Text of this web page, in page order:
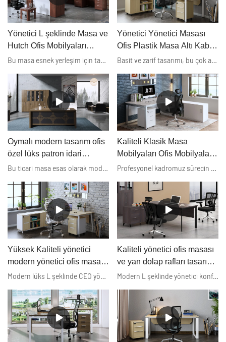
Yönetici L şeklinde Masa ve
Hutch Ofis Mobilyaları
Toptancısı
Bu masa esnek yerleşim için tamamen tersine çevrilebilir ve önemli evrakları dosyalamak ve ofis malzemelerini kolayca erişebileceğiniz bir yerde saklamak için bolca alana sahip iki çekmeceli, iki raflı bir dolap içerir. Geniş masaüstü, bilgisayarınız, yazıcınız veya faks makineniz için alan sağlayan geniş bir çalışma yüzeyi sağlar.
Yönetici Yönetici Masası
Ofis Plastik Masa Altı Kablo
Yönetimi Ofis Mobilyası
Basit ve zarif tasarımı, bu çok amaçlı masanın büyük bir L şeklinde bilgisayar masası, yönetici masası takımı ve ev ofisi için endüstriyel iş mobilyası iş istasyonu olarak kullanılmasını sağlar. Dizüstü bilgisayarınızı, PC'nizi, klavyenizi ve masa aksesuarlarınızı koymak için daha geniş bir alan sunar ve dosya dolabı ofis makinelerini ve tedarikçileri düzenli tutmak için mükemmeldir, odanızı iyi organize eder.
Oymalı modern tasarım ofis
özel lüks patron idari
masasının profesyonel özelBu ticari masa esas olarak modern bir Orta Doğu tarzı ürünü benimser. Masanın tahtası E1 sınıfı melamin parçacık levhadır ve benzersiz oyma stili alıcıların tercihlerine göre özelleştirilebilir.
Kaliteli Klasik Masa
Mobilyaları Ofis Mobilyaları
Çin'de Üretilmiştir Üretici | Profesyonel kadromuz sürecin her aşamasında yardımcı olur. Sorunsuz, kolay bir deneyim sunarız ve sürekli olarak düşük fiyatlar, geniş seçenekler ve benzersiz organizasyonunuz ve alanınızın gereksinimleri için kişiselleştirilmiş uzman tavsiyeleri sunarız.
Yüksek Kaliteli yönetici
modern yönetici ofis masası
tasarımı Toptan -
Furniture Co., Ltd.
Modern lüks L şeklinde CEO yönetici yönetici masası ahşap ofis masası ofis mobilyaları için. Ofis mobilyaları modern tasarım dekorasyon çizgilerine sahip cam ofis masası.
Kaliteli yönetici ofis masası
ve yan dolap rafları tasarımı
Üretici | Xusheng
Modern L şeklinde yönetici konferans masası piyasada oldukça popüler ofis mobilyasıdır. Lüks yönetici ofis masası